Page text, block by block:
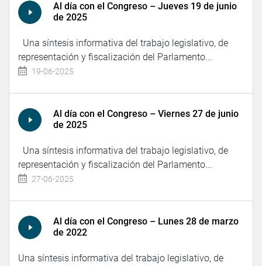
Al día con el Congreso – Jueves 19 de junio
de 2025
Una síntesis informativa del trabajo legislativo, de
representación y fiscalización del Parlamento...
19-06-2025
Al día con el Congreso – Viernes 27 de junio
de 2025
Una síntesis informativa del trabajo legislativo, de
representación y fiscalización del Parlamento...
27-06-2025
Al día con el Congreso – Lunes 28 de marzo
de 2022
Una síntesis informativa del trabajo legislativo, de